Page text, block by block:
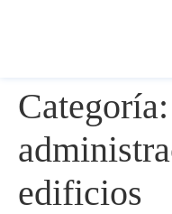
Categoría:
edificios